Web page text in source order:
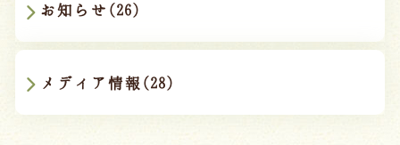
お知らせ(26)
メディア情報(28)